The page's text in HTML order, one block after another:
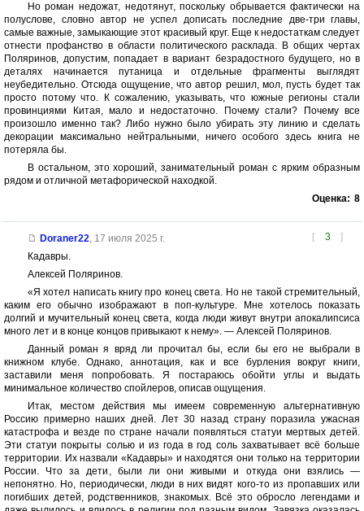
Но роман недожат, недотянут, поскольку обрывается фактически на
полуслове, словно автор не успел дописать последние две-три главы,
самые важные, замыкающие этот красивый круг. Еще к недостаткам следует
отнести профанство в области политического расклада. В общих чертах
Поляринов, допустим, попадает в вариант безрадостного будущего, но в
деталях начинается путаница и отдельные фрагменты выглядят
неубедительно. Отсюда ощущение, что автор решил, мол, пусть будет так
просто потому что. К сожалению, указывать, что южные регионы стали
провинциями Китая, мало и недостаточно. Почему стали? Почему все
произошло именно так? Либо нужно было убирать эту линию и сделать
декорации максимально нейтральными, ничего особого здесь книга не
потеряла бы.
В остальном, это хороший, занимательный роман с ярким образным
рядом и отличной метафорической находкой.
Оценка: 8
[ 3 ]
Doraner22, 17 июля 2025 г.
Кадавры.
Алексей Поляринов.
«Я хотел написать книгу про конец света. Но не такой стремительный,
каким его обычно изображают в поп-культуре. Мне хотелось показать
долгий и мучительный конец света, когда люди живут внутри апокалипсиса
много лет и в конце концов привыкают к нему». — Алексей Поляринов.
Данный роман я вряд ли прочитал бы, если бы его не выбрали в
книжном клубе. Однако, аннотация, как и все бурления вокруг книги,
заставили меня попробовать. Я постараюсь обойти углы и выдать
минимальное количество спойлеров, описав ощущения.
Итак, местом действия мы имеем современную альтернативную
Россию примерно наших дней. Лет 30 назад страну поразила ужасная
катастрофа и везде по стране начали появляться статуи мертвых детей.
Эти статуи покрыты солью и из года в год соль захватывает всё больше
территории. Их назвали «Кадавры» и находятся они только на территории
России. Что за дети, были ли они живыми и откуда они взялись —
непонятно. Но, периодически, люди в них видят кого-то из пропавших или
погибших детей, родственников, знакомых. Всё это обросло легендами и